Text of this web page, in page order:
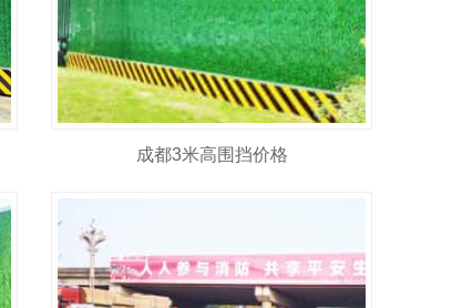
成都3米高围挡价格